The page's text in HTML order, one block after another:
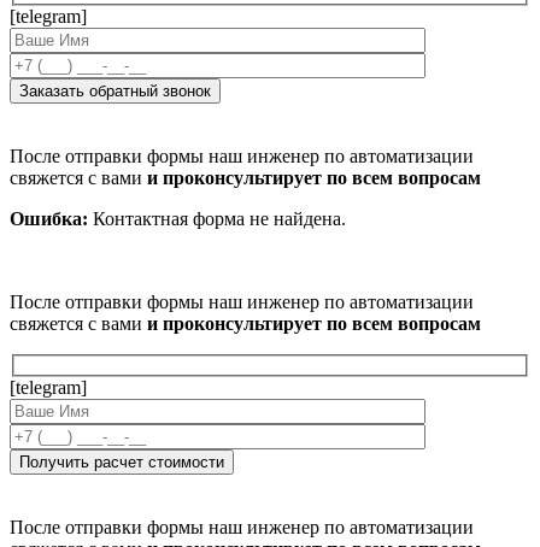
[telegram]
После отправки формы наш инженер по автоматизации
свяжется с вами и проконсультирует по всем вопросам
Ошибка: Контактная форма не найдена.
После отправки формы наш инженер по автоматизации
свяжется с вами и проконсультирует по всем вопросам
[telegram]
После отправки формы наш инженер по автоматизации